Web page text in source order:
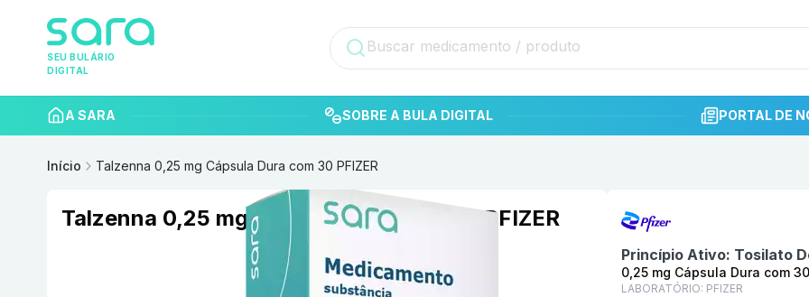
SEU BULÁRIO
DIGITAL
A SARA SOBRE A BULA DIGITAL PORTAL DE
Início Talzenna 0,25 mg Cápsula Dura com 30 PFIZER
Talzenna 0,25 mg Cápsula Dura com 30 PFIZER
Princípio Ativo: Tosilato
0,25 mg Cápsula Dura com 30
LABORATÓRIO: PFIZER